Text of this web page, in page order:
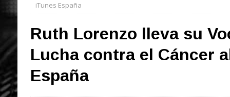
iTunes España
Ruth Lorenzo lleva su
Lucha contra el Cáncer
España